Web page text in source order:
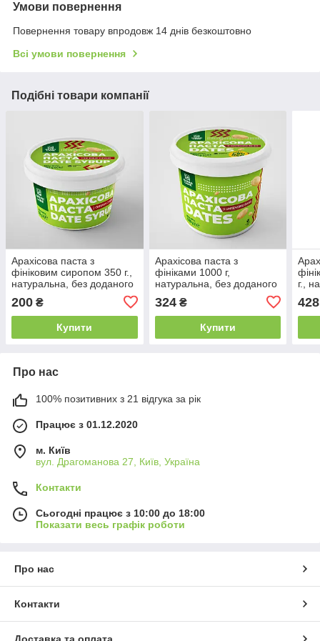
Умови повернення
Повернення товару впродовж 14 днів безкоштовно
Всі умови повернення
Подібні товари компанії
Арахісова паста з
фініковим сиропом 350 г.,
натуральна, без доданого
DATE ​​SYRUP
200 ₴
Купити
Арахісова паста з
фініками 1000 г,
натуральна, без доданого
цукру, без консервантів і
домішок DATES
324₴
Купити
г.,
428
Про нас
100% позитивних з 21 відгука за рік
Працює з 01.12.2020
м. Київ
вул. Драгоманова 27, Київ, Україна
Контакти
Сьогодні працює з 10:00 до 18:00
Показати весь графік роботи
Про нас
Контакти